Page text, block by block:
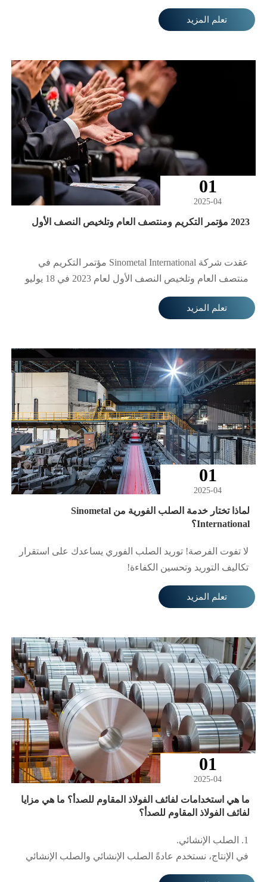
المشترك لسلسلة التوريد الخارجي للصلب"**. من خلال
دمج موارد الإنتاج ومراقبة الجودة والخدمات اللوجستية
من التعاون مصانع في شاندونغ وخبي وغيرها، مع توقع
خفض تكاليف التصدير الإجمالية بنسبة 12% وتقصير دورة
تعلم المزيد
01
2025-04
2023 مؤتمر التكريم ومنتصف العام وتلخيص النصف الأول
عقدت شركة Sinometal International مؤتمر التكريم في
منتصف العام وتلخيص النصف الأول لعام 2023 في 18 يوليو
2023، حيث تم استعراض الإنجازات المحققة في النصف
الأول من العام وتكريم الموظفين الذين قدموا أداءً متميزًا
والإسهام بشكل أكبر في تطوير الشركة.
تعلم المزيد
01
2025-04
لماذا تختار خدمة الصلب الفورية من Sinometal
International؟
لا تفوت الفرصة! توريد الصلب الفوري يساعدك على استقرار
تكاليف التوريد وتحسين الكفاءة!
تعلم المزيد
01
2025-04
ما هي استخدامات لفائف الفولاذ المقاوم للصدأ؟ ما هي مزايا
لفائف الفولاذ المقاوم للصدأ؟
1. الصلب الإنشائي.
في الإنتاج، نستخدم عادةً الصلب الإنشائي والصلب الإنشائي
الملحوم، والذي يستخدم بشكل رئيسي في إنتاج وتصنيع